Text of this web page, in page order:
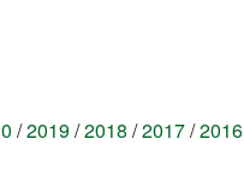
2019 2018 2017 2016